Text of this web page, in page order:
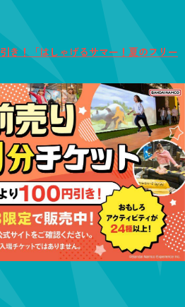
き！「はしゃげるサマー！夏のフリー